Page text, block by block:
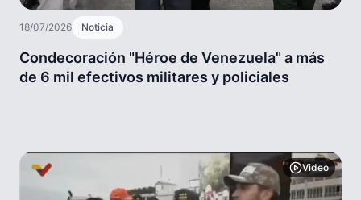
18/07/2026 Noticia
Condecoración "Héroe de Venezuela" a más
de 6 mil efectivos militares y policiales
Video